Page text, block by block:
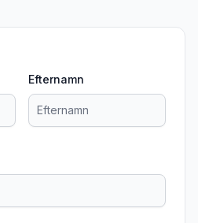
Efternamn